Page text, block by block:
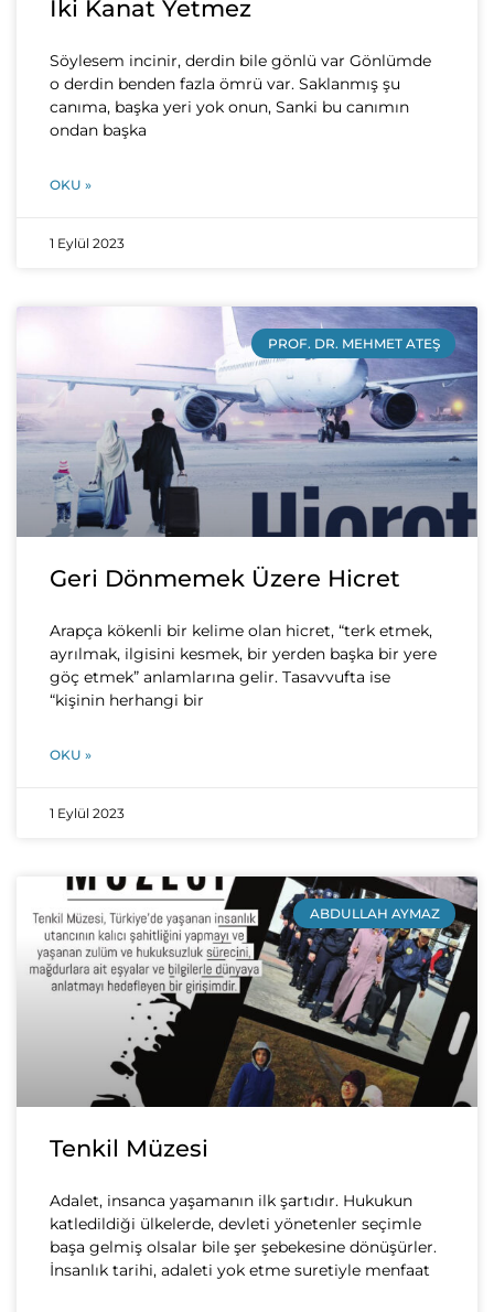
İki Kanat Yetmez
Söylesem incinir, derdin bile gönlü var Gönlümde
o derdin benden fazla ömrü var. Saklanmış şu
canıma, başka yeri yok onun, Sanki bu canımın
ondan başka
OKU »
1 Eylül 2023
PROF. DR. MEHMET ATEŞ
Geri Dönmemek Üzere Hicret
Arapça kökenli bir kelime olan hicret, “terk etmek,
ayrılmak, ilgisini kesmek, bir yerden başka bir yere
göç etmek” anlamlarına gelir. Tasavvufta ise
“kişinin herhangi bir
OKU »
1 Eylül 2023
ABDULLAH AYMAZ
Tenkil Müzesi
Adalet, insanca yaşamanın ilk şartıdır. Hukukun
katledildiği ülkelerde, devleti yönetenler seçimle
başa gelmiş olsalar bile şer şebekesine dönüşürler.
İnsanlık tarihi, adaleti yok etme suretiyle menfaat